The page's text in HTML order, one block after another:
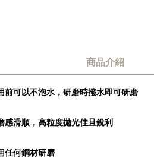
商品介紹
前可以不泡水，研磨時撥水即可研磨
感滑順，高粒度拋光佳且銳利
任何鋼材研磨